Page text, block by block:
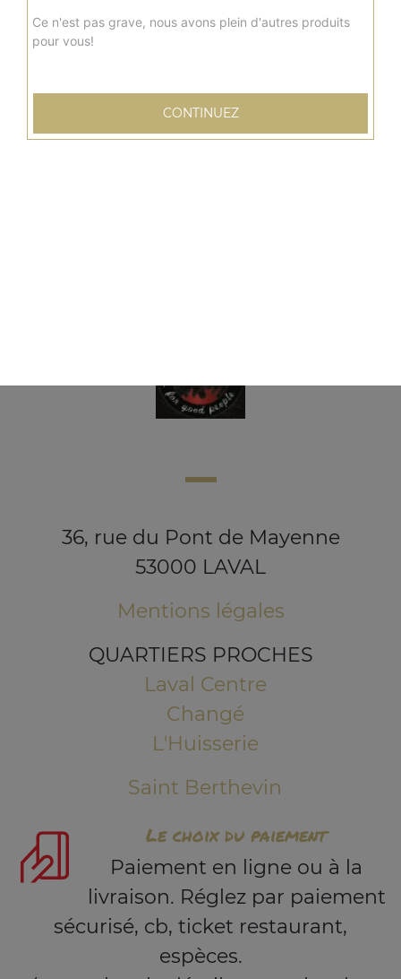
Tiramisu
Glace ben & jerry's 100 ml
4.00€
36, rue du Pont de Mayenne
53000 LAVAL
Mentions légales
QUARTIERS PROCHES
Laval Centre
Changé
L'Huisserie
Saint Berthevin
Le choix du paiement
Paiement en ligne ou à la
livraison. Réglez par paiement
sécurisé, cb, ticket restaurant,
espèces.
Ce n'est pas grave, nous avons plein d'autres produits
pour vous!
CONTINUEZ